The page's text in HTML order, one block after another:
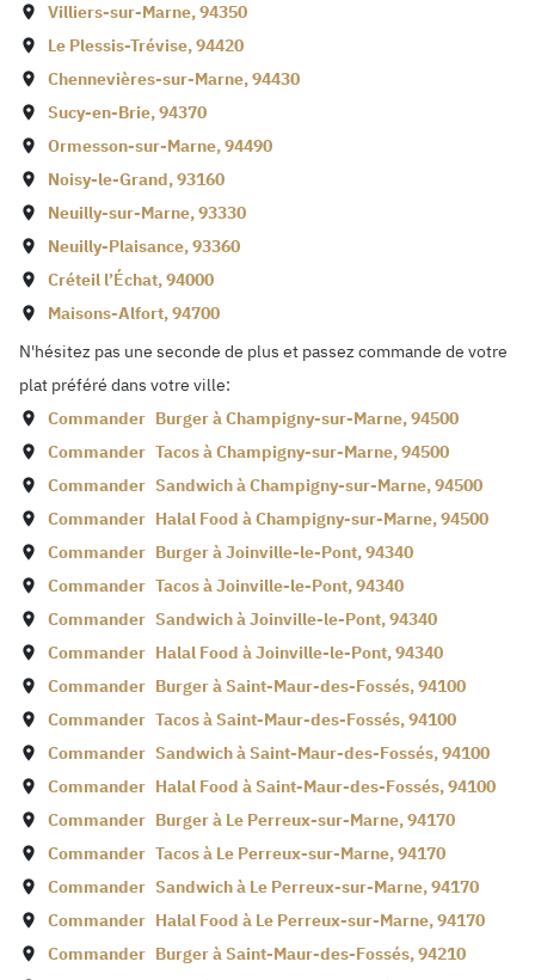
Villiers-sur-Marne,94350
Le Plessis-Trévise,94420
Chennevières-sur-Marne,94430
Sucy-en-Brie,94370
Ormesson-sur-Marne,94490
Noisy-le-Grand,93160
Neuilly-sur-Marne,93330
Neuilly-Plaisance,93360
Créteil l’Échat,94000
Maisons-Alfort,94700
N'hésitez pas une seconde de plus et passez commande de votre
plat préféré dans votre ville:
Commander Burger àChampigny-sur-Marne,94500
Commander Tacos àChampigny-sur-Marne,94500
Commander Sandwich àChampigny-sur-Marne,94500
Commander Halal Food àChampigny-sur-Marne,94500
Commander Burger àJoinville-le-Pont,94340
Commander Tacos àJoinville-le-Pont,94340
Commander Sandwich àJoinville-le-Pont,94340
Commander Halal Food àJoinville-le-Pont,94340
Commander Burger àSaint-Maur-des-Fossés,94100
Commander Tacos àSaint-Maur-des-Fossés,94100
Commander Sandwich àSaint-Maur-des-Fossés,94100
Commander Halal Food àSaint-Maur-des-Fossés,94100
Commander Burger à Le Perreux-sur-Marne,94170
Commander Tacos à Le Perreux-sur-Marne,94170
Commander Sandwich à Le Perreux-sur-Marne,94170
Commander Halal Food à Le Perreux-sur-Marne,94170
Commander Burger àSaint-Maur-des-Fossés,94210